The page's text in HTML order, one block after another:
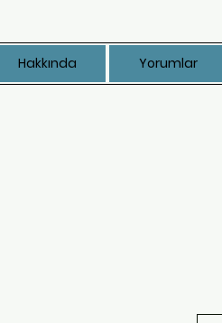
Hakkında Yorumlar